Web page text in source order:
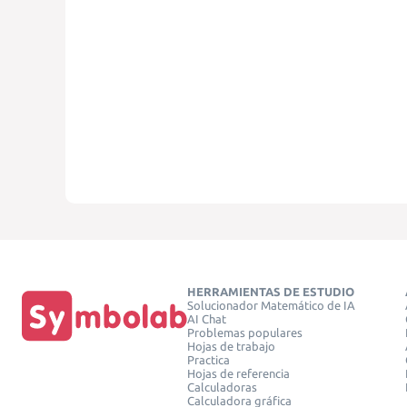
HERRAMIENTAS DE ESTUDIO
Solucionador Matemático de IA
AI Chat
Problemas populares
Hojas de trabajo
Practica
Hojas de referencia
Calculadoras
Calculadora gráfica